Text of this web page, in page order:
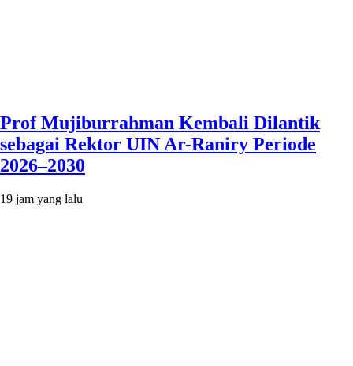
Prof Mujiburrahman Kembali Dilantik
sebagai Rektor UIN Ar-Raniry Periode
2026–2030
19 jam yang lalu